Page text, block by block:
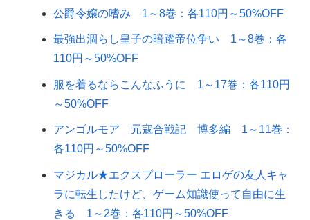
公爵令嬢の嗜み 1～8巻：各110円～50%OFF
最強出涸らし皇子の暗躍帝位争い 1～8巻：各
110円～50%OFF
服を着るならこんなふうに 1～17巻：各110円
～50%OFF
アンゴルモア 元寇合戦記 博多編 1～11巻：
各110円～50%OFF
マジカル★エクスプローラー エロゲの友人キャ
ラに転生したけど、ゲーム知識使って自由に生
きる 1～2巻：各110円～50%OFF